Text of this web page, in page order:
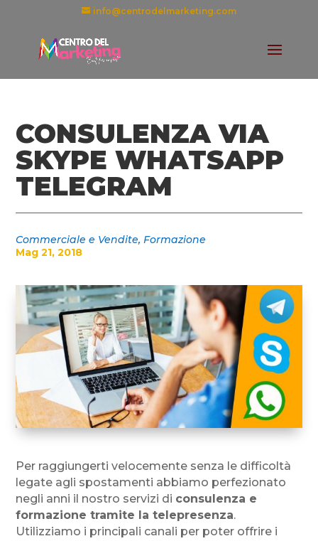
info@centrodelmarketing.com
CONSULENZA VIA
SKYPE WHATSAPP
TELEGRAM
Commerciale e Vendite,Formazione
Mag 21, 2018
Per raggiungerti velocemente senza le difficoltà
legate agli spostamenti abbiamo perfezionato
negli anni il nostro servizi di consulenza e
formazione tramite la telepresenza.
Utilizziamo i principali canali per poter offrire i